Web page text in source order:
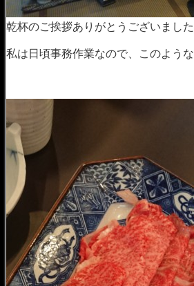
乾杯のご挨拶ありがとうございました
私は日頃事務作業なので、このよう